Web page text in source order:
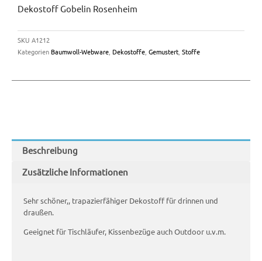
Dekostoff Gobelin Rosenheim
SKU A1212
Kategorien Baumwoll-Webware Dekostoffe Gemustert Stoffe
Beschreibung
Zusätzliche Informationen
Sehr schöner,, trapazierfähiger Dekostoff für drinnen und
draußen.
Geeignet für Tischläufer, Kissenbezüge auch Outdoor u.v.m.